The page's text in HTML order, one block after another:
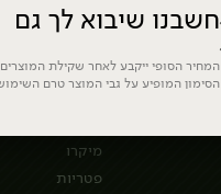
חשבנו שיבוא לך גם
המחיר הסופי ייקבע לאחר שקילת
הסימון המופיע על גבי המוצר טרם
ירקות גינה
מיקרו
פטריות